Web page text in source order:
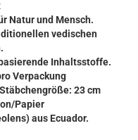
Natur und Mensch.
vedischen
Inhaltsstoffe.
Verpackung
23 cm
Papier
aus Ecuador.